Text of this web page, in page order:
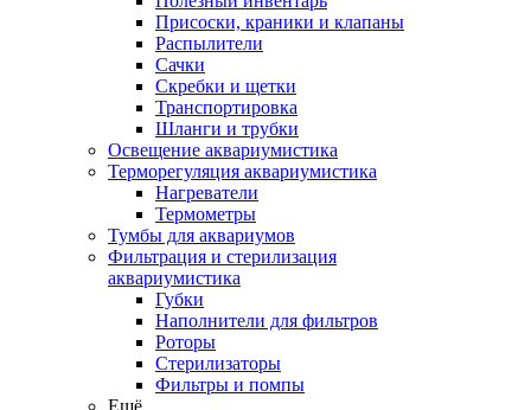
Присоски, краники и клапаны
Распылители
Сачки
Скребки и щетки
Транспортировка
Шланги и трубки
Освещение аквариумистика
Терморегуляция аквариумистика
Нагреватели
Термометры
Тумбы для аквариумов
Фильтрация и стерилизация
аквариумистика
Губки
Наполнители для фильтров
Роторы
Стерилизаторы
Фильтры и помпы
Ещё